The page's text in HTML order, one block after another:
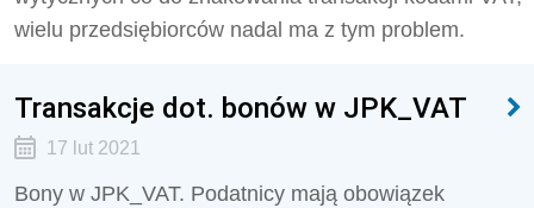
wielu przedsiębiorców nadal ma z tym problem.
Transakcje dot. bonów w JPK_VAT
17 lut 2021
Bony w JPK_VAT. Podatnicy mają obowiązek